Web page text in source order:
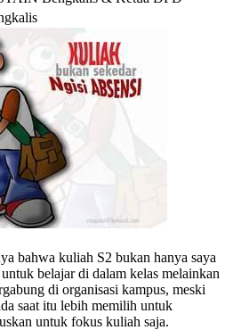
bahwa kuliah S2 bukan hanya saya
belajar di dalam kelas melainkan
di organisasi kampus, meski
saat itu lebih memilih untuk
untuk fokus kuliah saja.